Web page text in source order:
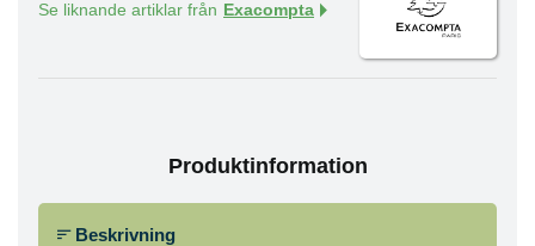
Se liknande artiklar från Exacompta
Produktinformation
Beskrivning